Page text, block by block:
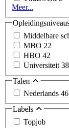
Meer...
Middelbare
MBO 22
HBO 42
Universiteit 38
Talen
Nederlands 46
Labels
Topjob